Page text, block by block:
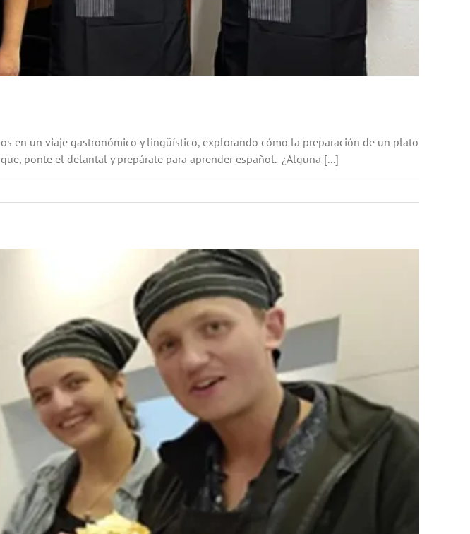
en un viaje gastronómico y lingüístico, explorando cómo la preparación de un plato
ponte el delantal y prepárate para aprender español. ¿Alguna [...]